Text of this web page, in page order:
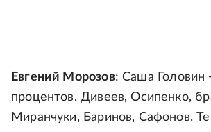
Евгений Морозов: Саша Головин
процентов. Дивеев, Осипенко,
Миранчуки, Баринов, Сафонов.